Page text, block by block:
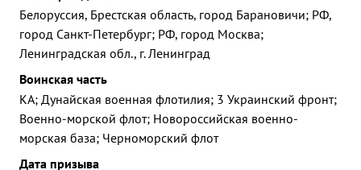
Белоруссия, Брестская область, город Барановичи; РФ,
город Санкт-Петербург; РФ, город Москва;
Ленинградская обл., г. Ленинград
Воинская часть
КА; Дунайская военная флотилия; 3 Украинский фронт;
Военно-морской флот; Новороссийская военно-
морская база; Черноморский флот
Дата призыва